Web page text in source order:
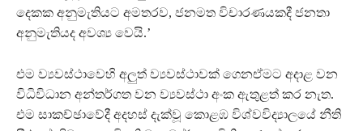
දෙකක අනුමැතියට අමතරව, ජනමත විචාරණයකදී ජනතා
අනුමැතියද අවශ්‍ය වෙයි.’
එම ව්‍යවස්ථාවෙහි අලුත් ව්‍යවස්ථාවක් ගෙනඒමට අදාළ වන
විධිවිධාන අන්තර්ගත වන ව්‍යවස්ථා අංක ඇතුළත් කර නැත.
එම සාකච්ඡාවේදී අදහස් දැක්වූ කොළඹ විශ්වවිද්‍යාලයේ නීති